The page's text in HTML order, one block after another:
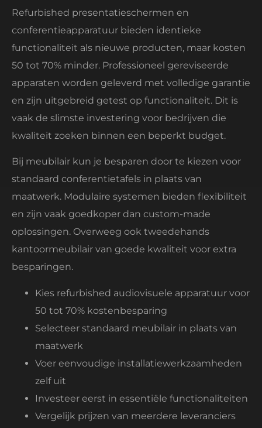
Refurbished presentatieschermen en
conferentieapparatuur bieden identieke
functionaliteit als nieuwe producten, maar kosten
50 tot 70% minder. Professioneel gereviseerde
apparaten worden geleverd met volledige garantie
en zijn uitgebreid getest op functionaliteit. Dit is
vaak de slimste investering voor bedrijven die
kwaliteit zoeken binnen een beperkt budget.
Bij meubilair kun je besparen door te kiezen voor
standaard conferentietafels in plaats van
maatwerk. Modulaire systemen bieden flexibiliteit
en zijn vaak goedkoper dan custom-made
oplossingen. Overweeg ook tweedehands
kantoormeubilair van goede kwaliteit voor extra
besparingen.
Kies refurbished audiovisuele apparatuur voor
50 tot 70% kostenbesparing
Selecteer standaard meubilair in plaats van
maatwerk
Voer eenvoudige installatiewerkzaamheden
zelf uit
Investeer eerst in essentiële functionaliteiten
Vergelijk prijzen van meerdere leveranciers